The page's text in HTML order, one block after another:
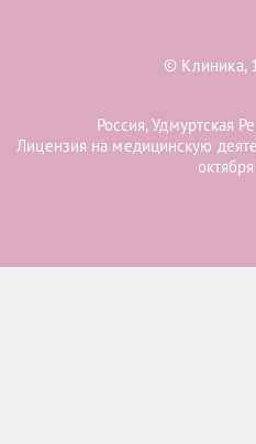
© Клиника,
Россия, Удмуртская
Лицензия на медицинскую